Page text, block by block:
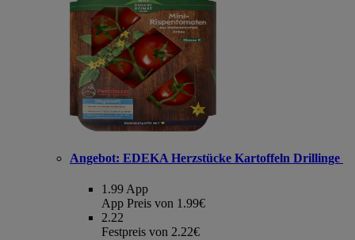
Angebot: EDEKA Herzstücke Kartoffeln Drillinge
1.99 App
App Preis von 1.99€
2.22
Festpreis von 2.22€